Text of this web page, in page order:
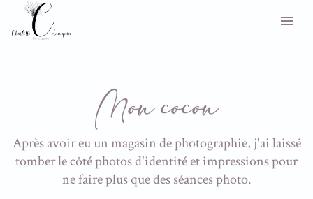
Mon cocon
Après avoir eu un magasin de photographie, j'ai laissé
tomber le côté photos d'identité et impressions pour
ne faire plus que des séances photo.